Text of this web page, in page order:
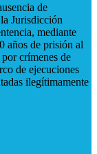
de
Jurisdicción
mediante
años de prisión al
crímenes de
de ejecuciones
ilegítimamente